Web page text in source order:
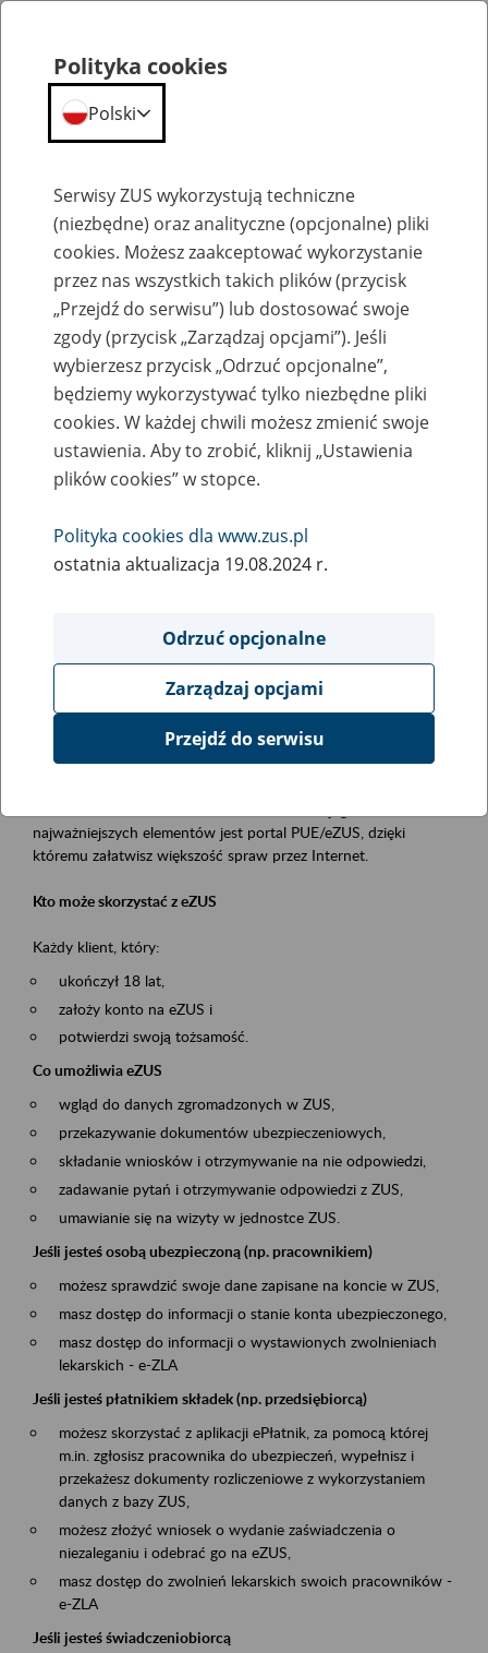
Szkolenia
Zaproś ZUS do siebie - zakładanie profili
eZUS w siedzibie Twojej firmy
Rodzaj wydarzenia
Szkolenia
Obszar merytoryczny
obsługa klientów
Opis wydarzenia
Platforma Usług Elektronicznych ZUS eZUS
najważniejszych elementów jest portal PUE/eZUS, dzięki
któremu załatwisz większość spraw przez Internet.
Kto może skorzystać z eZUS
Każdy klient, który:
ukończył 18 lat,
założy konto na eZUS i
potwierdzi swoją tożsamość.
Co umożliwia eZUS
wgląd do danych zgromadzonych w ZUS,
przekazywanie dokumentów ubezpieczeniowych,
składanie wniosków i otrzymywanie na nie odpowiedzi,
zadawanie pytań i otrzymywanie odpowiedzi z ZUS,
umawianie się na wizyty w jednostce ZUS.
Jeśli jesteś osobą ubezpieczoną (np. pracownikiem)
możesz sprawdzić swoje dane zapisane na koncie w ZUS,
masz dostęp do informacji o stanie konta ubezpieczonego,
masz dostęp do informacji o wystawionych zwolnieniach
lekarskich - e-ZLA
Jeśli jesteś płatnikiem składek (np. przedsiębiorcą)
możesz skorzystać z aplikacji ePłatnik, za pomocą której
m.in. zgłosisz pracownika do ubezpieczeń, wypełnisz i
przekażesz dokumenty rozliczeniowe z wykorzystaniem
danych z bazy ZUS,
możesz złożyć wniosek o wydanie zaświadczenia o
niezaleganiu i odebrać go na eZUS,
masz dostęp do zwolnień lekarskich swoich pracowników -
e-ZLA
Jeśli jesteś świadczeniobiorcą
Polityka cookies
Polski
Serwisy ZUS wykorzystują techniczne
(niezbędne) oraz analityczne (opcjonalne) pliki
cookies. Możesz zaakceptować wykorzystanie
przez nas wszystkich takich plików (przycisk
„Przejdź do serwisu”) lub dostosować swoje
zgody (przycisk „Zarządzaj opcjami”). Jeśli
wybierzesz przycisk „Odrzuć opcjonalne”,
będziemy wykorzystywać tylko niezbędne pliki
cookies. W każdej chwili możesz zmienić swoje
ustawienia. Aby to zrobić, kliknij „Ustawienia
plików cookies” w stopce.
Polityka cookies dla www.zus.pl
ostatnia aktualizacja 19.08.2024 r.
Odrzuć opcjonalne
Zarządzaj opcjami
Przejdź do serwisu